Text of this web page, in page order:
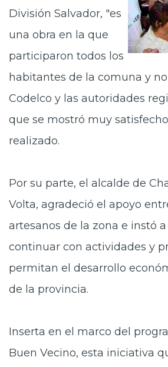
División Salvador, "es
una obra en la que
participaron todos los
habitantes de la comuna y
Codelco y las autoridades
que se mostró muy
realizado.
Por su parte, el alcalde de
Volta, agradeció el apoyo
artesanos de la zona e instó
continuar con actividades y
permitan el desarrollo
de la provincia.
Inserta en el marco del
Buen Vecino, esta iniciativa